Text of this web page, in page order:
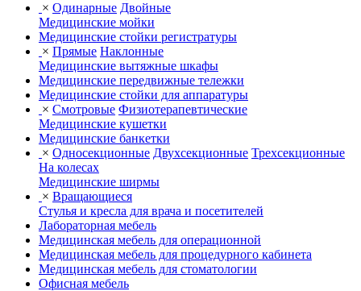
× Одинарные Двойные
Медицинские мойки
Медицинские стойки регистратуры
× Прямые Наклонные
Медицинские вытяжные шкафы
Медицинские передвижные тележки
Медицинские стойки для аппаратуры
× Смотровые Физиотерапевтические
Медицинские кушетки
Медицинские банкетки
× Односекционные Двухсекционные Трехсекционные
На колесах
Медицинские ширмы
× Вращающиеся
Стулья и кресла для врача и посетителей
Лабораторная мебель
Медицинская мебель для операционной
Медицинская мебель для процедурного кабинета
Медицинская мебель для стоматологии
Офисная мебель